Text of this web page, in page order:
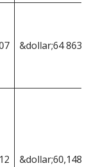
&dollar;64 863
&dollar;60,148